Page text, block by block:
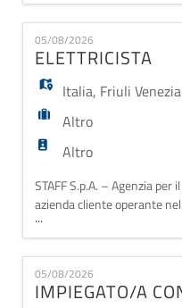
EN
FR
IT
ES
canali e mercati; - Stipulare
(mercato Extra Ue); -
Collaborazione con i reparti
magazzino, amministrazione
05/08/2026
ELETTRICISTA
Italia, Friuli
Altro
Altro
STAFF S.p.A. – Agenzia per
azienda cliente operante
sede a Tolmezzo, un/una:
è rivolta sia a profili junior
con esperienza nel ruolo.
all'interno del team e, dopo
affiancamento (per i prof
...
05/08/2026
IMPIEGATO/A